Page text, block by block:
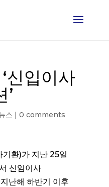
신입이사
스 | 0 comments
환)가 지난 25일
신임이사
난해 하반기 이후